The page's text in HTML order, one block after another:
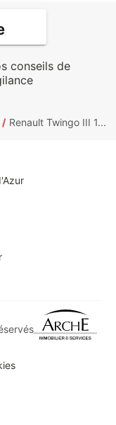
conseils de
Renault Twingo III 1...